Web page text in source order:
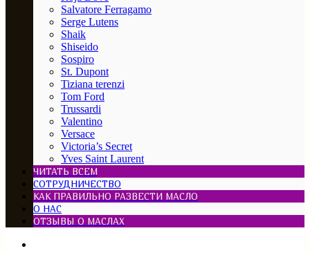
Salvatore Ferragamo
Serge Lutens
Shaik
Shiseido
Sospiro
St. Dupont
Tiziana terenzi
Tom Ford
Trussardi
Valentino
Versace
Victoria’s Secret
Yves Saint Laurent
ЧИТАТЬ ВСЕМ
СОТРУДНИЧЕСТВО
КАК ПРАВИЛЬНО РАЗВЕСТИ МАСЛО
О НАС
ОТЗЫВЫ О МАСЛАХ